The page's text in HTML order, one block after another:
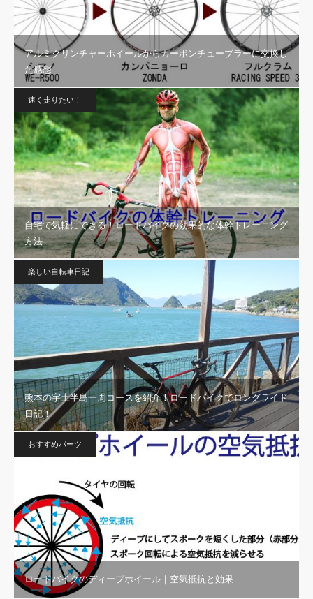
アルミクリンチャーホイールからカーボンチューブラーに交換し
た感想
速く走りたい！
自宅で気軽にできる！ロードバイクの効果的な体幹トレーニング
方法
楽しい自転車日記
熊本の宇土半島一周コースを紹介！ロードバイクでロングライド
日記！
おすすめパーツ
ロードバイクのディープホイール｜空気抵抗と効果